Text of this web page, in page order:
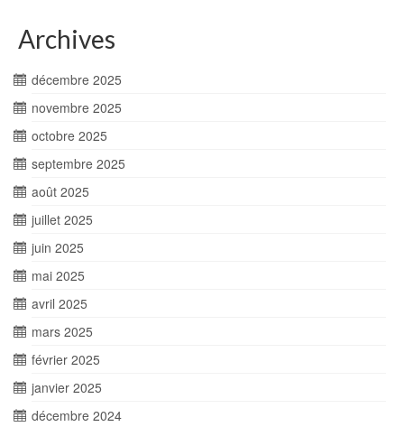
Archives
décembre 2025
novembre 2025
octobre 2025
septembre 2025
août 2025
juillet 2025
juin 2025
mai 2025
avril 2025
mars 2025
février 2025
janvier 2025
décembre 2024